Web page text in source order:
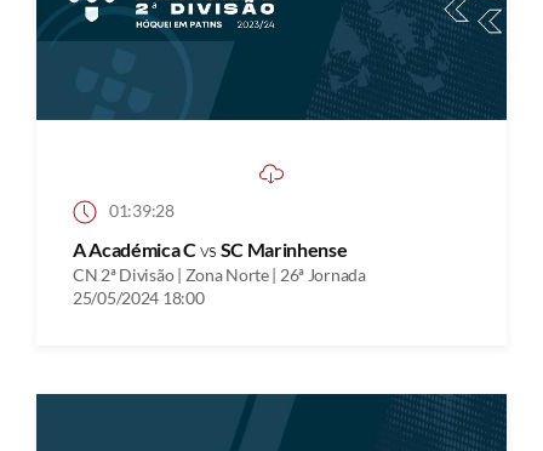
01:39:28
A Académica Cvs SC Marinhense
CN 2ª Divisão | Zona Norte | 26ª Jornada
25/05/2024 18:00